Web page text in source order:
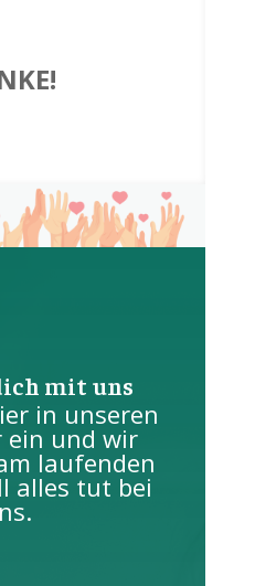
mit uns
in unseren
ein und wir
laufenden
alles tut bei